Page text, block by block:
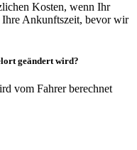
Kosten, wenn Ihr
Ankunftszeit, bevor wir
geändert wird?
vom Fahrer berechnet